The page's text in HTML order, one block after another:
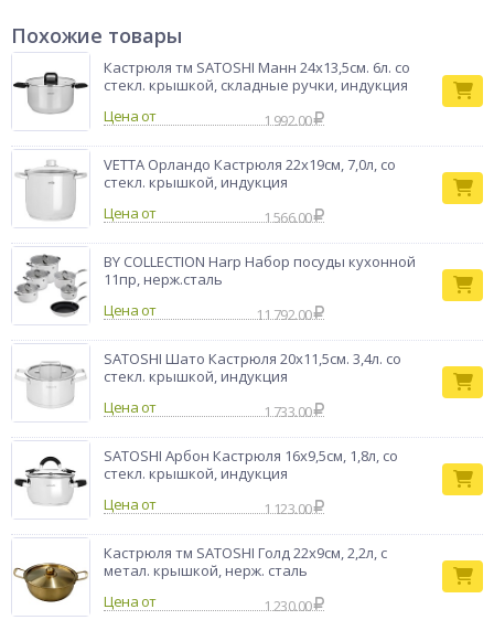
запахи, что положительно влияет на вкус пищи. Имеет
высокую прочность и экологически безопасна. Кастрюли
VETTA — это новое поколение кухонной утвари, с которой
готовка проходит быстрее и качественнее.Причины купить
кастрюлю из нержавеющей стали VETTA
приготовления;• в комплекте стеклянная крышка с
отводом для пара;• подходит для всех типов плит,
включая индукцию;• можно мыть в посудомоечной
машине;• надежное крепление ручек;• мерная шкала
на внутренней стенке.
Тип товара
Кастрюля
Бренд
VETTA
Похожие товары
Кастрюля тм SATOSHI Манн 24х13,5см. 6л. со
стекл. крышкой, складные ручки, индукция
Цена от
1 992.00
VETTA Орландо Кастрюля 22х19см, 7,0л, со
стекл. крышкой, индукция
Цена от
1 566.00
BY COLLECTION Harp Набор посуды кухонной
11пр, нерж.сталь
Цена от
11 792.00
SATOSHI Шато Кастрюля 20х11,5см. 3,4л. со
стекл. крышкой, индукция
Цена от
1 733.00
SATOSHI Арбон Кастрюля 16х9,5см, 1,8л, со
стекл. крышкой, индукция
Цена от
1 123.00
Кастрюля тм SATOSHI Голд 22х9см, 2,2л, с
метал. крышкой, нерж. сталь
Цена от
1 230.00